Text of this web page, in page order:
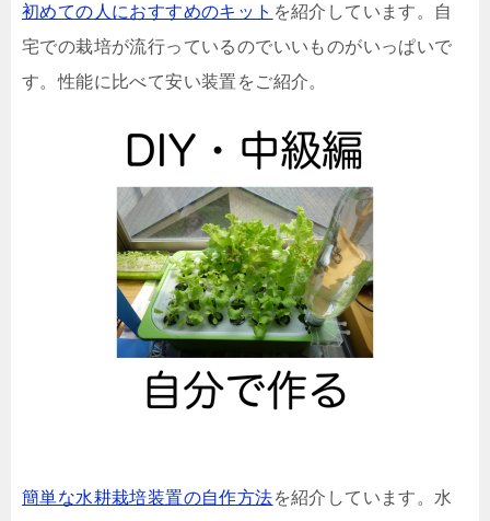
初めての人におすすめのキット を紹介しています。自
宅での栽培が流行っているのでいいものがいっぱいで
す。性能に比べて安い装置をご紹介。
簡単な水耕栽培装置の自作方法を紹介しています。水